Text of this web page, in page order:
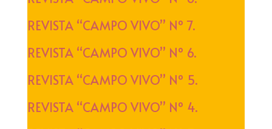
REVISTA “CAMPO VIVO” Nº 7.
REVISTA “CAMPO VIVO” Nº 6.
REVISTA “CAMPO VIVO” Nº 5.
REVISTA “CAMPO VIVO” Nº 4.